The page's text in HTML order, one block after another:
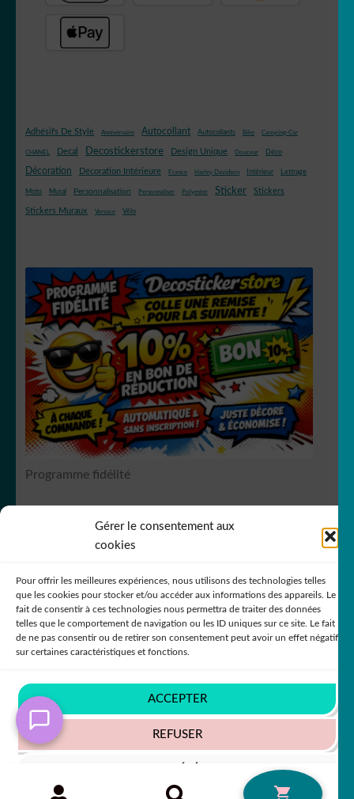
Gérer le consentement aux
cookies
Pour offrir les meilleures expériences, nous utilisons des technologies telles
que les cookies pour stocker et/ou accéder aux informations des appareils. Le
fait de consentir à ces technologies nous permettra de traiter des données
telles que le comportement de navigation ou les ID uniques sur ce site. Le fait
de ne pas consentir ou de retirer son consentement peut avoir un effet négatif
sur certaines caractéristiques et fonctions.
ACCEPTER
REFUSER
website is restructuring its languages - Afin de vous
donner un meilleur service, notre site restructure ses
langues
Ignorer
Adhésifs De Style Anniversaire Autocollant Autocollants Bike Camping-Car
CHANEL Decal Decostickerstore Design Unique Douceur Déco
Décoration Décoration Intérieure France Harley Davidson Intérieur Lettrage
Moto Mural Personnalisation Personnaliser Polyester Sticker Stickers
Stickers Muraux Versace Vélo
Programme fidélité
RCS Bergerac SIREN 751
© DecoStickerStore 2026
WooCommerce.
Recherche
RECHERCHE